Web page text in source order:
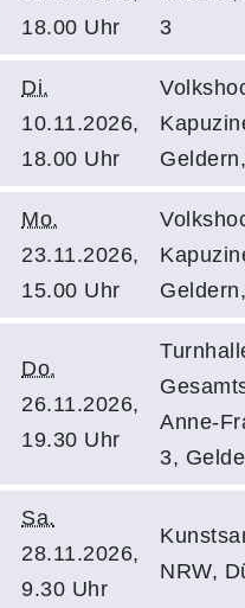
18.00 Uhr
3
Di.
10.11.2026,
18.00 Uhr
Mo.
23.11.2026,
15.00 Uhr
Do.
26.11.2026,
19.30 Uhr
Anne-
3,
Sa.
28.11.2026,
9.30 Uhr
NRW,